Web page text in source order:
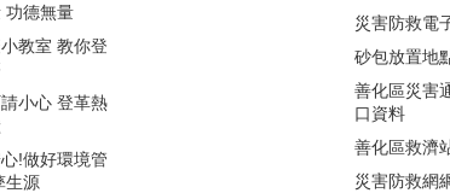
功德無量
教室 教你登
小心 登革熱
!做好環境管
生源
災害防救電
砂包放置地
善化區災害
口資料
善化區救濟
災害防救網